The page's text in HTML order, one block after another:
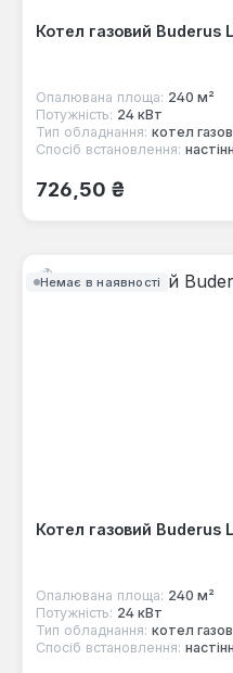
Котел газовий Buderus
Опалювана площа: 240 м²
Потужність: 24 кВт
Тип обладнання: котел
Спосіб встановлення:
Звичайна ціна:
726,50 ₴
Немає в наявності
Котел газовий Buderus
Опалювана площа: 240 м²
Потужність: 24 кВт
Тип обладнання: котел
Спосіб встановлення: